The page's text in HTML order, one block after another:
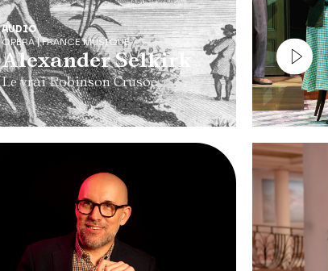
AUDIO
OPERA | FRANCE MUSIQUE
Alexander Selkirk
Le vrai Robinson Crusoé